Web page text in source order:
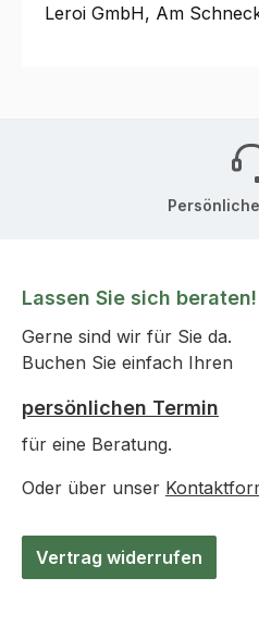
Leroi GmbH, Am
Lassen Sie sich beraten!
Gerne sind wir für Sie da.
Buchen Sie einfach Ihren
persönlichen Termin
für eine Beratung.
Oder über unser
Vertrag widerrufen